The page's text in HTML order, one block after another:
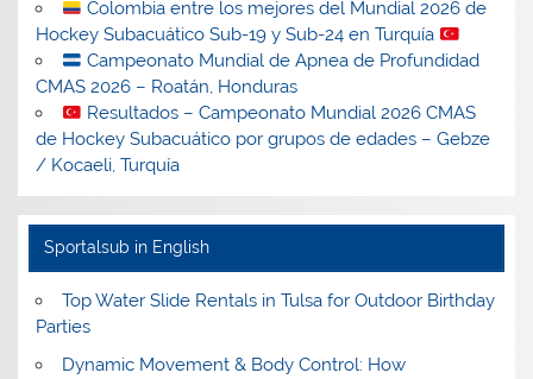
Colombia entre los mejores del Mundial 2026 de
Hockey Subacuático Sub-19 y Sub-24 en Turquía
Campeonato Mundial de Apnea de Profundidad
CMAS 2026 – Roatán, Honduras
Resultados – Campeonato Mundial 2026 CMAS
de Hockey Subacuático por grupos de edades – Gebze
/ Kocaeli, Turquía
Sportalsub in English
Top Water Slide Rentals in Tulsa for Outdoor Birthday
Parties
Dynamic Movement & Body Control: How